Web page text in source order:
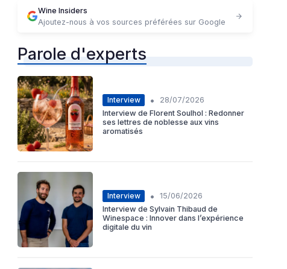
Wine Insiders
Ajoutez-nous à vos sources préférées sur Google
Parole d'experts
Interview •
28/07/2026
Interview de Florent Soulhol : Redonner
ses lettres de noblesse aux vins
aromatisés
Interview •
15/06/2026
Interview de Sylvain Thibaud de
Winespace : Innover dans l’expérience
digitale du vin